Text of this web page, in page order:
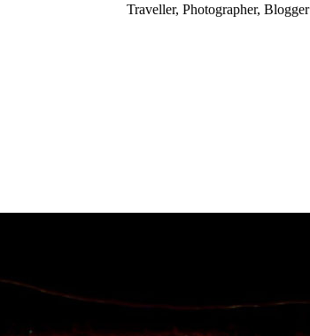
Traveller, Photographer, Blogger